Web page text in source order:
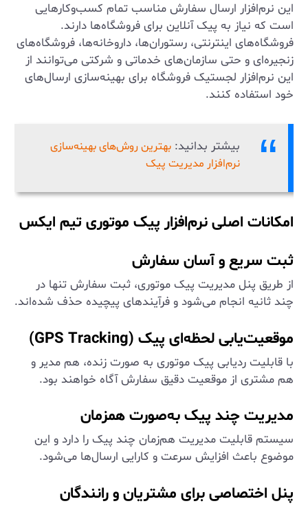
این نرم‌افزار ارسال سفارش مناسب تمام کسب‌وکارهایی
است که نیاز به پیک آنلاین برای فروشگاه‌ها دارند.
فروشگاه‌های اینترنتی، رستوران‌ها، داروخانه‌ها، فروشگاه‌های
زنجیره‌ای و حتی سازمان‌های خدماتی و شرکتی می‌توانند از
این نرم‌افزار لجستیک فروشگاه برای بهینه‌سازی ارسال‌های
خود استفاده کنند.
بیشتر بدانید: بهترین روش‌های بهینه‌سازی
نرم‌افزار مدیریت پیک
امکانات اصلی نرم‌افزار پیک موتوری تیم ایکس
ثبت سریع و آسان سفارش
از طریق پنل مدیریت پیک موتوری، ثبت سفارش تنها در
چند ثانیه انجام می‌شود و فرآیندهای پیچیده حذف شده‌اند.
موقعیت‌یابی لحظه‌ای پیک (GPS Tracking)
با قابلیت ردیابی پیک موتوری به صورت زنده، هم مدیر و
هم مشتری از موقعیت دقیق سفارش آگاه خواهند بود.
مدیریت چند پیک به‌صورت همزمان
سیستم قابلیت مدیریت هم‌زمان چند پیک را دارد و این
موضوع باعث افزایش سرعت و کارایی ارسال‌ها می‌شود.
پنل اختصاصی برای مشتریان و رانندگان